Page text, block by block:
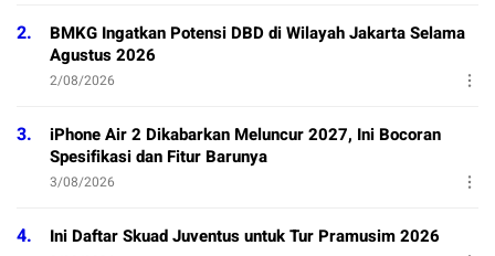
2.
BMKG Ingatkan Potensi DBD di Wilayah Jakarta Selama
Agustus 2026
2/08/2026
3.
iPhone Air 2 Dikabarkan Meluncur 2027, Ini Bocoran
Spesifikasi dan Fitur Barunya
3/08/2026
4. Ini Daftar Skuad Juventus untuk Tur Pramusim 2026